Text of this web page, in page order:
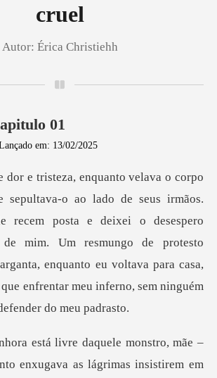
cruel
Autor: Érica Christiehh
01
em: 13/02/2025
recem posta e deixei o desespero
de mim. Um resmungo de protesto
enquanto
enxugava as lágrimas insistirem em